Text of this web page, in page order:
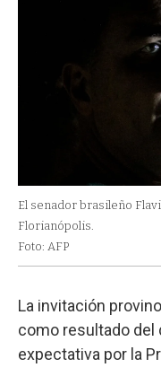
El senador brasileño
Florianópolis.
Foto: AFP
La invitación
como resultado del
expectativa por la